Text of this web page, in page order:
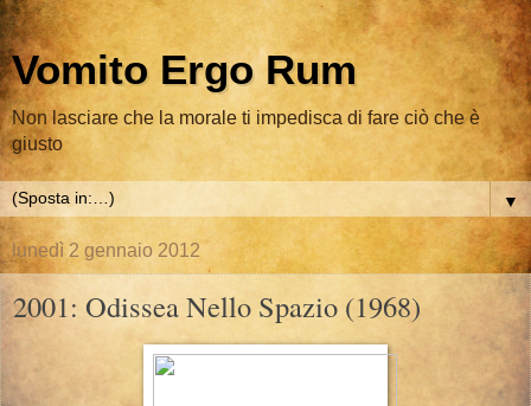
Vomito Ergo Rum
Non lasciare che la morale ti impedisca di fare ciò che è
giusto
▼
lunedì 2 gennaio 2012
2001: Odissea Nello Spazio (1968)